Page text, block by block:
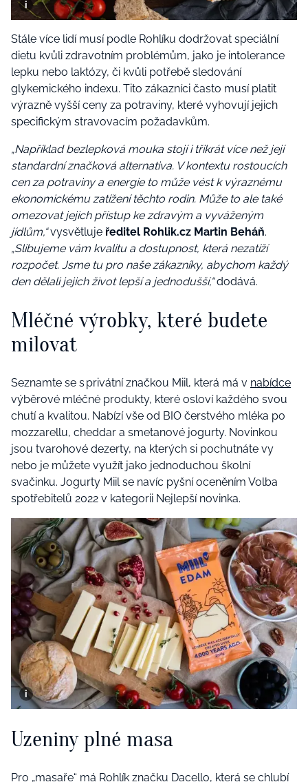
Stále více lidí musí podle Rohlíku dodržovat speciální
dietu kvůli zdravotním problémům, jako je intolerance
lepku nebo laktózy, či kvůli potřebě sledování
glykemického indexu. Tito zákazníci často musí platit
výrazně vyšší ceny za potraviny, které vyhovují jejich
specifickým stravovacím požadavkům.
„Například bezlepková mouka stojí i třikrát více než její
standardní značková alternativa. V kontextu rostoucích
cen za potraviny a energie to může vést k výraznému
ekonomickému zatížení těchto rodin. Může to ale také
omezovat jejich přístup ke zdravým a vyváženým
jídlům,“vysvětluje ředitel Rohlik.cz Martin Beháň.
„Slibujeme vám kvalitu a dostupnost, která nezatíží
rozpočet. Jsme tu pro naše zákazníky, abychom každý
den dělali jejich život lepší a jednodušší,“dodává.
Mléčné výrobky, které budete
milovat
Seznamte se s privátní značkou Miil, která má v nabídce
výběrové mléčné produkty, které osloví každého svou
chutí a kvalitou. Nabízí vše od BIO čerstvého mléka po
mozzarellu, cheddar a smetanové jogurty. Novinkou
jsou tvarohové dezerty, na kterých si pochutnáte vy
nebo je můžete využít jako jednoduchou školní
svačinku. Jogurty Miil se navíc pyšní oceněním Volba
spotřebitelů 2022 v kategorii Nejlepší novinka.
Uzeniny plné masa
Pro „masaře“ má Rohlík značku Dacello, která se chlubí